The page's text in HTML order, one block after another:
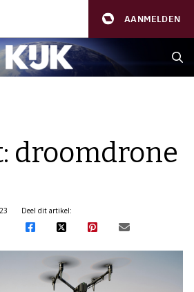
AANMELDEN
droomdrone
Deel dit artikel: